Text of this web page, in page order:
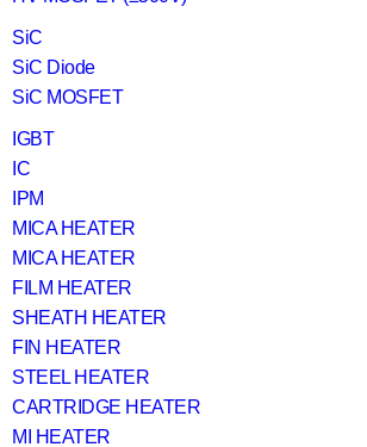
SiC
SiC Diode
SiC MOSFET
IGBT
IC
IPM
MICA HEATER
MICA HEATER
FILM HEATER
SHEATH HEATER
FIN HEATER
STEEL HEATER
CARTRIDGE HEATER
MI HEATER